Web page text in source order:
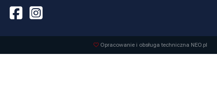
Opracowanie i obsługa techniczna NEO.pl